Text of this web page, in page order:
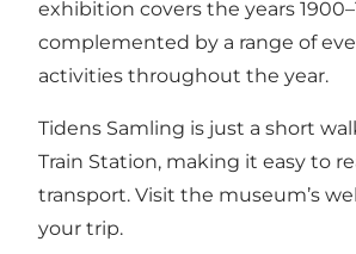
exhibition covers the years
complemented by a range of
activities throughout the year.
Tidens Samling is just a short
Train Station, making it easy to
transport. Visit the museum’s
your trip.